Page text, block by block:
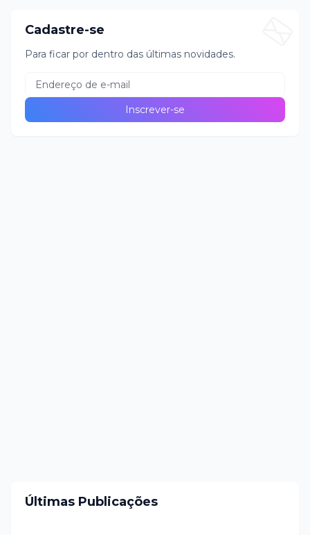
Cadastre-se
Para ficar por dentro das últimas novidades.
Últimas Publicações